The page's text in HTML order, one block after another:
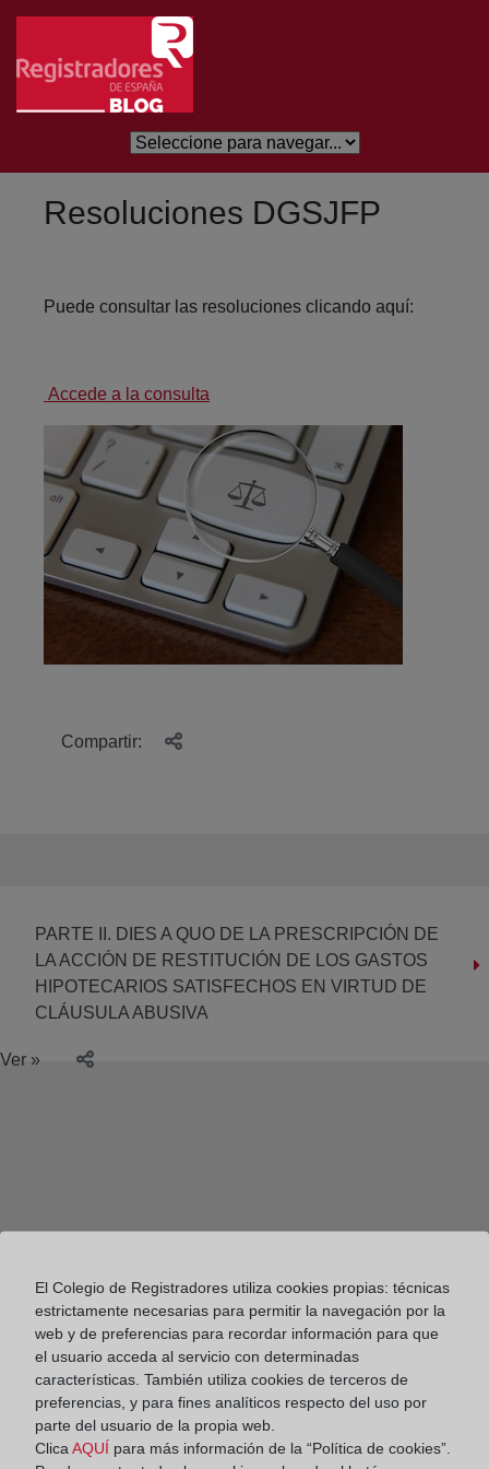
Saltar al contenido principal
Resoluciones DGSJFP
Puede consultar las resoluciones clicando aquí:
Accede a la consulta
Compartir:
PARTE II. DIES A QUO DE LA PRESCRIPCIÓN DE
LA ACCIÓN DE RESTITUCIÓN DE LOS GASTOS
HIPOTECARIOS SATISFECHOS EN VIRTUD DE
CLÁUSULA ABUSIVA
Ver »
Colegio de Registradores
El Colegio de Registradores utiliza cookies propias: técnicas
estrictamente necesarias para permitir la navegación por la
web y de preferencias para recordar información para que
el usuario acceda al servicio con determinadas
características. También utiliza cookies de terceros de
preferencias, y para fines analíticos respecto del uso por
parte del usuario de la propia web.
Clica AQUÍ para más información de la “Política de cookies”.